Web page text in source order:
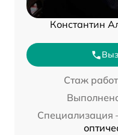
Константин
Стаж
Специализация